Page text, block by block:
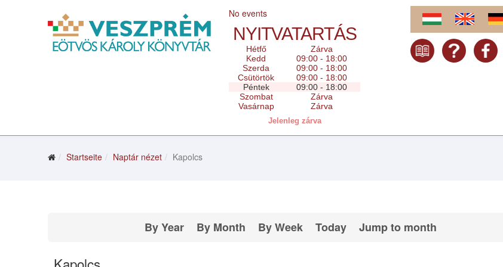
No events
NYITVATARTÁS
Hétfő
Zárva
Kedd
09:00 - 18:00
Szerda
09:00 - 18:00
Csütörtök
09:00 - 18:00
Péntek
09:00 - 18:00
Szombat
Zárva
Vasárnap
Zárva
Jelenleg zárva
Startseite Naptár nézet Kapolcs
By Year By Month By Week Today Jump to month